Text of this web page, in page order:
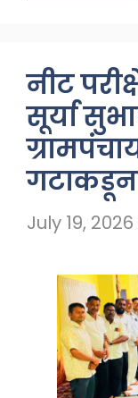
नीट
सूर्या
गटाकडून
July 19, 2026